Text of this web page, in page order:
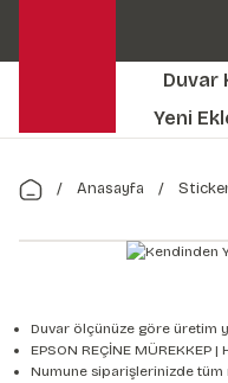
Duvar
Yeni
Anasayfa
Duvar ölçünüze göre üretim
EPSON REÇİNE MÜREKKEP
Numune siparişlerinizde tüm